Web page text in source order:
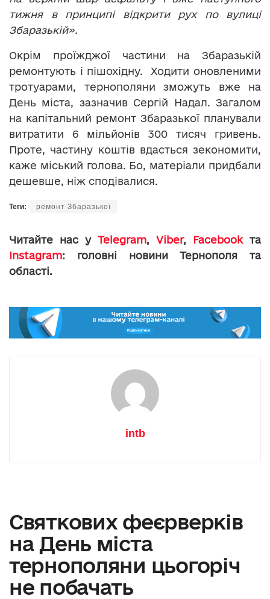
тижня в принципі відкрити рух по вулиці
Збаразькій».
Окрім проїжджої частини на Збаразькій
ремонтують і пішохідну. Ходити оновленими
тротуарами, тернополяни зможуть вже на
День міста, зазначив Сергій Надал. Загалом
на капітальний ремонт Збаразької планували
витратити 6 мільйонів 300 тисяч гривень.
Проте, частину коштів вдасться зекономити,
каже міський голова. Бо, матеріали придбали
дешевше, ніж сподівалися.
Теги: ремонт Збаразької
Читайте нас у Telegram, Viber, Facebookта
Instagram: головні новини Тернополя та
області.
intb
Святкових феєрверків
на День міста
тернополяни цьогоріч
не побачать